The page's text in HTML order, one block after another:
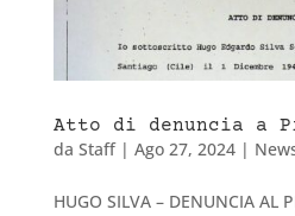
Atto di denuncia a
da Staff| Ago 27, 2024|
HUGO SILVA – DENUNCIA AL